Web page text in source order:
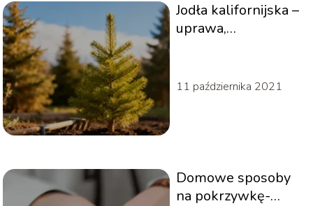
Jodła kalifornijska –
uprawa,
11 października 2021
Domowe sposoby
na pokrzywkę-